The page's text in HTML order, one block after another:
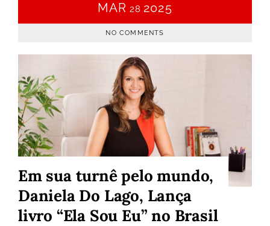
MAR 28 2025
NO COMMENTS
Em sua turnê pelo mundo,
Daniela Do Lago, Lança
livro “Ela Sou Eu” no Brasil